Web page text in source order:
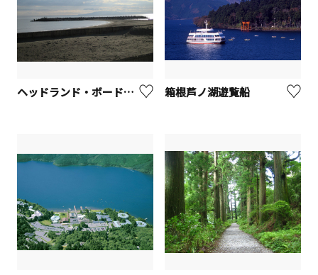
ヘッドランド・ボードウォーク 箱根芦ノ湖遊覧船